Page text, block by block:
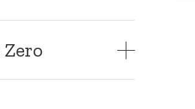
Zero